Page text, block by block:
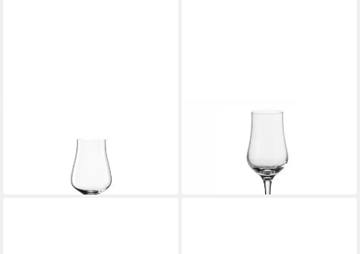
Grappaglas Brunelli
in 2-3 Werktagen bei dir
Schnapsglas Leonardo
Grappaglas Ciao+
ab 13,00 €
in 2-3 Werktagen bei dir